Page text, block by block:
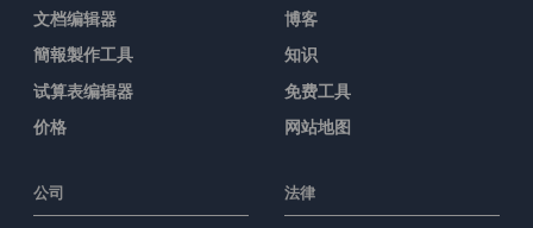
文档编辑器
簡報製作工具
试算表编辑器
价格
博客
知识
免费工具
网站地图
公司 法律